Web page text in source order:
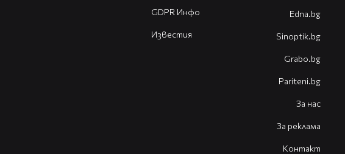
GDPR Инфо
Известия
Edna.bg
Sinoptik.bg
Grabo.bg
Pariteni.bg
За нас
За реклама
Контакт